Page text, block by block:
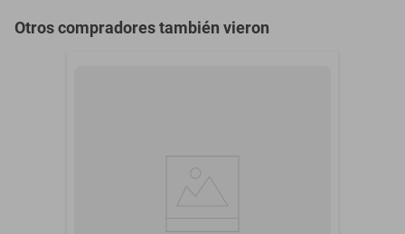
Otros compradores también vieron